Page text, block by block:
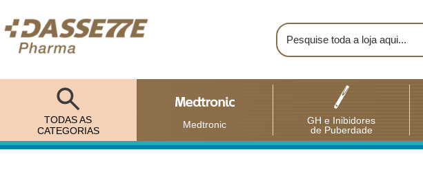
TODAS AS
CATEGORIAS
Medtronic
GH e Inibidores
de Puberdade